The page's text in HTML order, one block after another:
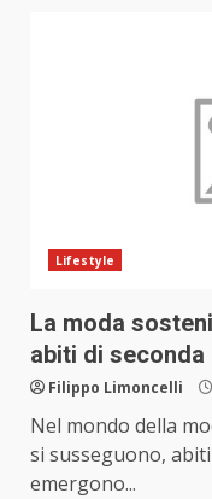
Lifestyle
La moda
abiti di seconda
Filippo Limoncelli
Nel mondo della
si susseguono,
emergono...